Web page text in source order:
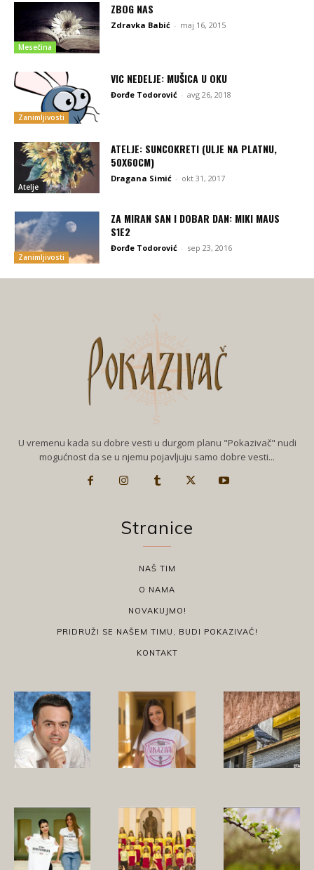
Mesečina
ZBOG NAS
Zdravka Babić - maj 16, 2015
Zanimljivosti
VIC NEDELJE: MUŠICA U OKU
Đorđe Todorović - avg 26, 2018
Atelje
ATELJE: SUNCOKRETI (ULJE NA PLATNU,
50X60CM)
Dragana Simić - okt 31, 2017
Zanimljivosti
ZA MIRAN SAN I DOBAR DAN: MIKI MAUS
S1E2
Đorđe Todorović - sep 23, 2016
U vremenu kada su dobre vesti u durgom planu "Pokazivač" nudi
mogućnost da se u njemu pojavljuju samo dobre vesti...
Stranice
NAŠ TIM
O NAMA
NOVAKUJMO!
PRIDRUŽI SE NAŠEM TIMU, BUDI POKAZIVAČ!
KONTAKT